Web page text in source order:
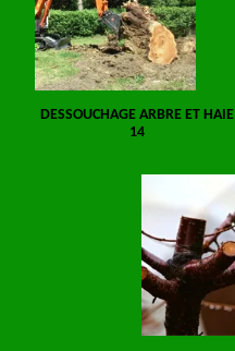
DESSOUCHAGE ARBRE ET HAIE
14